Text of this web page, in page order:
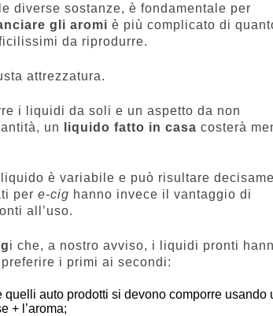
diverse sostanze, è fondamentale per
gli aromi è più complicato di
da riprodurre.
attrezzatura.
i liquidi da soli e un aspetto da non
un
liquido fatto in casa costerà
è variabile e può risultare
pere-cig hanno invece il vantaggio di
all’uso.
i che, a nostro avviso, i liquidi pronti
i primi ai secondi:
quelli auto prodotti si devono comporre usando
+ l’aroma;